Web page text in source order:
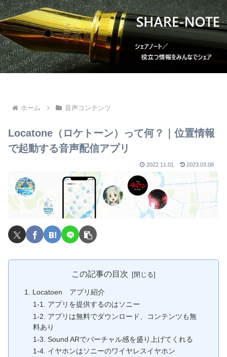
ホーム 音声コンテンツ
Locatone（ロケトーン）って何？｜位置情報
で起動する音声配信アプリ
2022.11.01 2023.03.08
この記事の目次
1. Locatoen アプリ紹介
1-1. アプリを提供するのはソニー
1-2. アプリは無料でダウンロード、コンテンツも無
料あり
1-3. Sound ARでバーチャル感を盛り上げてくれる
1-4. イヤホンはソニーのワイヤレスイヤホン